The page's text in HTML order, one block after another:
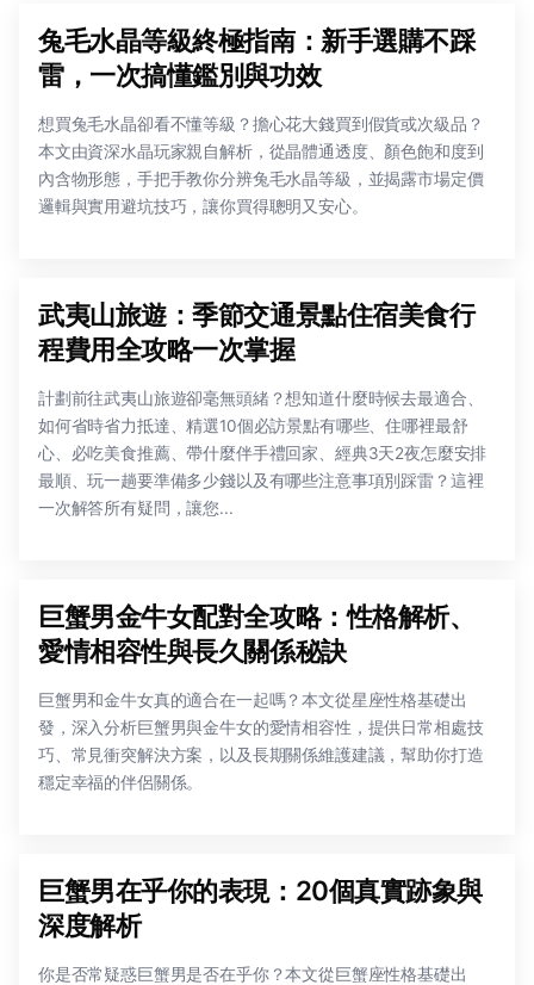
兔毛水晶等級終極指南：新手選購不踩
雷，一次搞懂鑑別與功效
想買兔毛水晶卻看不懂等級？擔心花大錢買到假貨或次級品？
本文由資深水晶玩家親自解析，從晶體通透度、顏色飽和度到
內含物形態，手把手教你分辨兔毛水晶等級，並揭露市場定價
邏輯與實用避坑技巧，讓你買得聰明又安心。
武夷山旅遊：季節交通景點住宿美食行
程費用全攻略一次掌握
計劃前往武夷山旅遊卻毫無頭緒？想知道什麼時候去最適合、
如何省時省力抵達、精選10個必訪景點有哪些、住哪裡最舒
心、必吃美食推薦、帶什麼伴手禮回家、經典3天2夜怎麼安排
最順、玩一趟要準備多少錢以及有哪些注意事項別踩雷？這裡
一次解答所有疑問，讓您...
巨蟹男金牛女配對全攻略：性格解析、
愛情相容性與長久關係秘訣
巨蟹男和金牛女真的適合在一起嗎？本文從星座性格基礎出
發，深入分析巨蟹男與金牛女的愛情相容性，提供日常相處技
巧、常見衝突解決方案，以及長期關係維護建議，幫助你打造
穩定幸福的伴侶關係。
巨蟹男在乎你的表現：20個真實跡象與
深度解析
你是否常疑惑巨蟹男是否在乎你？本文從巨蟹座性格基礎出